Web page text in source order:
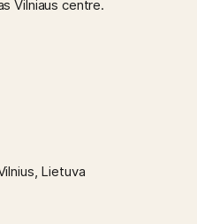
Vilniaus centre.
Lietuva